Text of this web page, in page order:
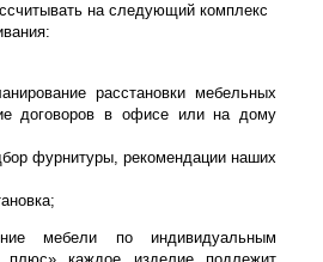
на следующий комплекс
расстановки мебельных
договоров в офисе или на дому
фурнитуры, рекомендации наших
мебели по индивидуальным